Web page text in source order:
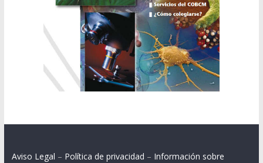
Aviso Legal – Política de privacidad – Información sobre